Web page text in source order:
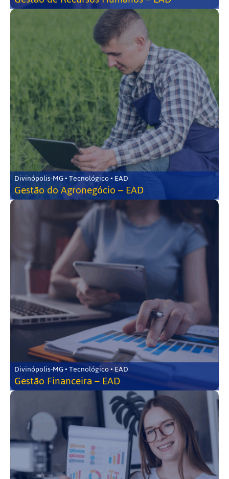
Divinópolis-MG • Tecnológico • EAD
Gestão do Agronegócio – EAD
Divinópolis-MG • Tecnológico • EAD
Gestão Financeira – EAD